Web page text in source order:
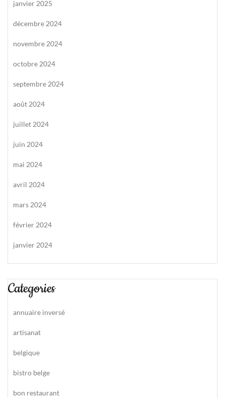
janvier 2025
décembre 2024
novembre 2024
octobre 2024
septembre 2024
août 2024
juillet 2024
juin 2024
mai 2024
avril 2024
mars 2024
février 2024
janvier 2024
Categories
annuaire inversé
artisanat
belgique
bistro belge
bon restaurant